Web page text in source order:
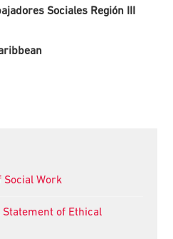
Sociales Región III
Social Work
Statement of Ethical